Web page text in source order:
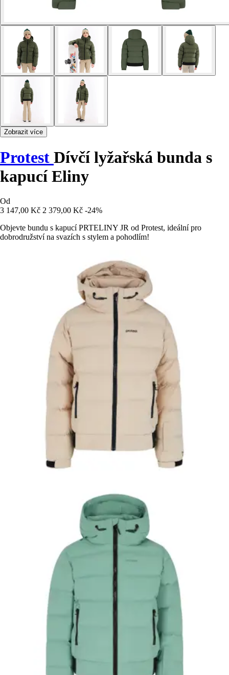
Zobrazit více
Protest Dívčí lyžařská bunda s
kapucí Eliny
Od
3 147,00 Kč 2 379,00 Kč -24%
Objevte bundu s kapucí PRTELINY JR od Protest, ideální pro
dobrodružství na svazích s stylem a pohodlím!